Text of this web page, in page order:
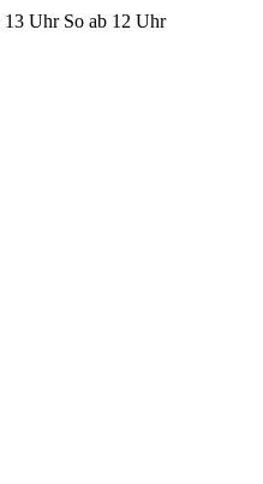
Uhr So ab 12 Uhr